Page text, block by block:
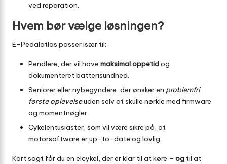
ved reparation.
Hvem bør vælge løsningen?
E-Pedalatlas passer især til:
Pendlere, der vil have maksimal oppetidog
dokumenteret batterisundhed.
Seniorer eller nybegyndere, der ønsker en problemfri
første oplevelseuden selv at skulle nørkle med firmware
og momentnøgler.
Cykelentusiaster, som vil være sikre på, at
motorsoftware er up-to-date og lovlig.
Kort sagt får du en elcykel, der er klar til at køre – og til at